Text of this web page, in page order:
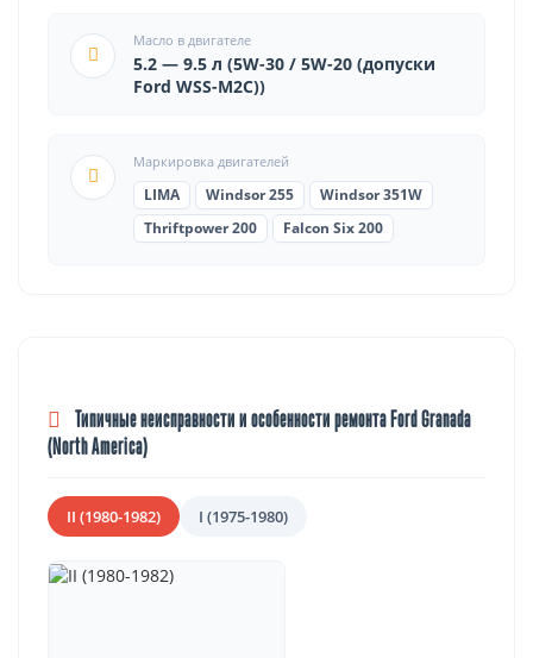
Масло в двигателе
5.2 — 9.5 л (5W-30 / 5W-20 (допуски
Ford WSS-M2C))
Маркировка двигателей
LIMA
Windsor 255
Windsor 351W
Thriftpower 200
Falcon Six 200
Типичные неисправности и особенности ремонта Ford Granada
(North America)
II (1980-1982) I (1975-1980)